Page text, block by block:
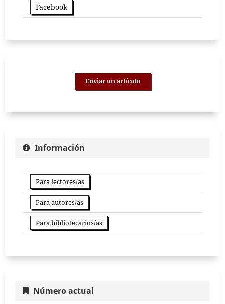
Facebook
Enviar un artículo
Información
Para lectores/as
Para autores/as
Para bibliotecarios/as
Número actual